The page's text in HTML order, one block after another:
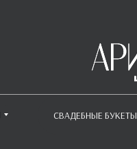
СВАДЕБНЫЕ БУКЕТЫ